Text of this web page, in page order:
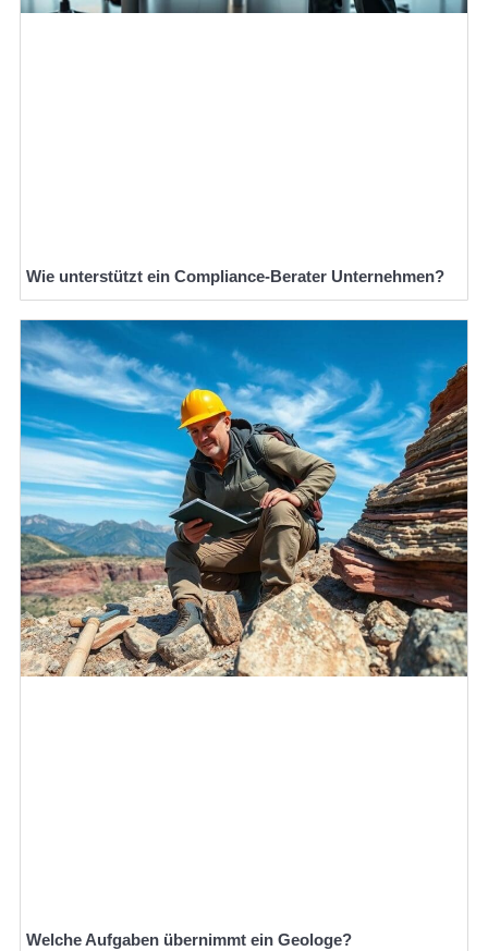
Wie unterstützt ein Compliance-Berater Unternehmen?
Welche Aufgaben übernimmt ein Geologe?